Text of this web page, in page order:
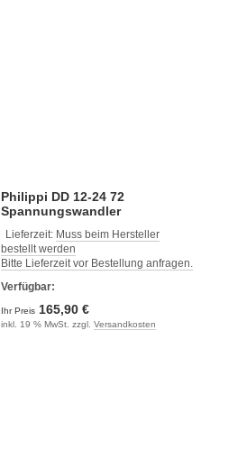
Philippi DD 12-24 72
Spannungswandler
Lieferzeit: Muss beim Hersteller
bestellt werden
Bitte Lieferzeit vor Bestellung anfragen.
Verfügbar:
Ihr Preis 165,90 €
inkl. 19 % MwSt. zzgl. Versandkosten